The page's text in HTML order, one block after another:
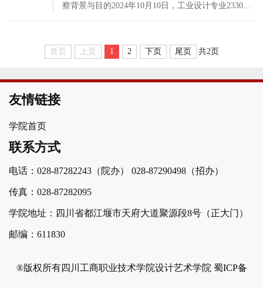
察背景与目的2024年10月10日，工业设计专业23305
造、商业相结合，提升综合素养与专业视野。生产制
首页 上页 1 2 下页 尾页 共2页
友情链接
学院首页
联系方式
电话：028-87282243（院办） 028-87290498（招办）
传真：028-87282095
学院地址：四川省都江堰市天府大道聚源段8号（正大门）
邮编：611830
®版权所有四川工商职业技术学院设计艺术学院 蜀ICP备